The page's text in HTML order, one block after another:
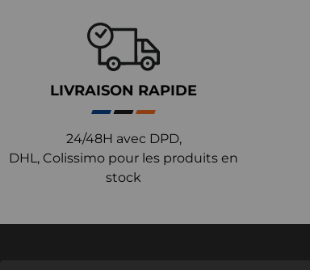
LIVRAISON RAPIDE
24/48H avec DPD,
DHL, Colissimo pour les produits en
stock